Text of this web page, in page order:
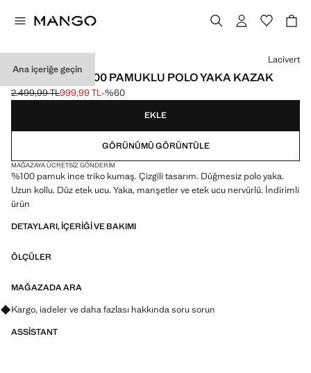
Ana içeriğe geçin
İNCE TRIKO %100 PAMUKLU POLO YAKA KAZAK
Üstü çizili ilk fiyat [2.499,99 TL ]
2.499,99 TL
Güncel fiyat [999,99 TL ]
999,99 TL-%60
Bir renk seçin
Lacivert
EKLE
GÖRÜNÜMÜ GÖRÜNTÜLE
MAĞAZAYA ÜCRETSIZ GÖNDERIM
%100 pamuk ince triko kumaş. Çizgili tasarım. Düğmesiz polo yaka.
Uzun kollu. Düz etek ucu. Yaka, manşetler ve etek ucu nervürlü. İndirimli
ürün
DETAYLARI, IÇERIĞI VE BAKIMI
ÖLÇÜLER
MAĞAZADA ARA
Kargo, iadeler ve daha fazlası hakkında soru sorun
ASSISTANT